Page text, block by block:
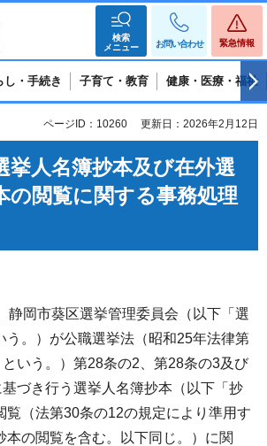
検索
メニュー
お問い合わせ 緊急情報
し・手続き 子育て・教育 健康・医療・福祉
ページID：10260 更新日：2026年2月12日
挙人名簿抄本及び在外選
の閲覧に関する事務処理
静岡市葵区選挙管理委員会（以下「選
う。）が公職選挙法（昭和25年法律第
いう。）第28条の2、第28条の3及び
づき行う選挙人名簿抄本（以下「抄
覧（法第30条の12の規定により準用す
本の閲覧を含む。以下同じ。）に関